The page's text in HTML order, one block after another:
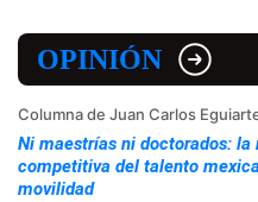
OPINIÓN
Columna de Juan Carlos
Ni maestrías ni doctorados: la
competitiva del talento
movilidad